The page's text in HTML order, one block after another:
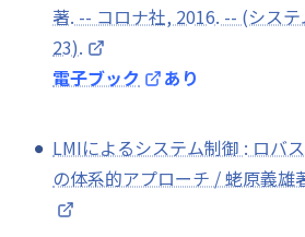
著. -- コロナ社, 2016. -- (シス
23).
電子ブック
あり
LMIによるシステム制御 : ロバ
の体系的アプローチ / 蛯原義雄